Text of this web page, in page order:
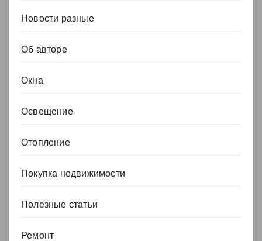
Новости разные
Об авторе
Окна
Освещение
Отопление
Покупка недвижимости
Полезные статьи
Ремонт